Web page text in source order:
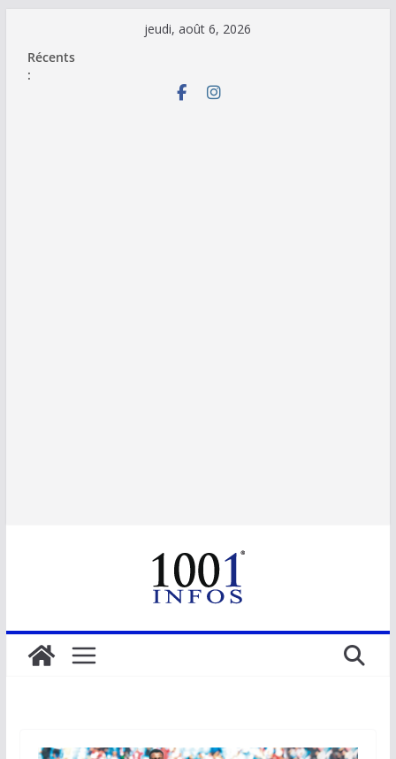
contenu
jeudi, août 6, 2026
Récents
: